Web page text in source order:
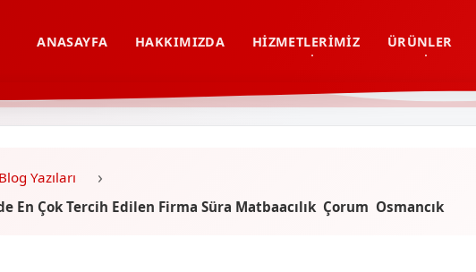
ANASAYFA HAKKIMIZDA HIZMETLERIMIZ ÜRÜNLER
Yazıları
En Çok Tercih Edilen Firma Süra Matbaacılık Çorum Osmancık